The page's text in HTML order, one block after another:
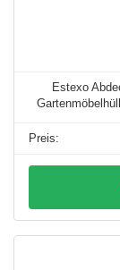
Estexo